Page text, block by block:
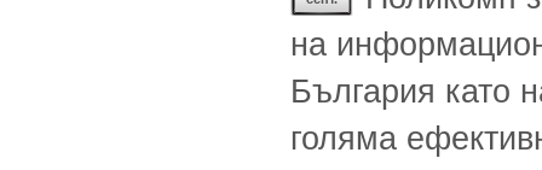
на
България като
голяма